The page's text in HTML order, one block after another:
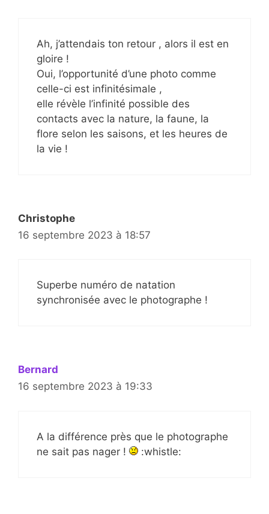
Ah, j’attendais ton retour , alors il est en
gloire !
Oui, l’opportunité d’une photo comme
celle-ci est infinitésimale ,
elle révèle l’infinité possible des
contacts avec la nature, la faune, la
flore selon les saisons, et les heures de
la vie !
Christophe
16 septembre 2023 à 18:57
Superbe numéro de natation
synchronisée avec le photographe !
Bernard
16 septembre 2023 à 19:33
A la différence près que le photographe
ne sait pas nager !
:whistle: